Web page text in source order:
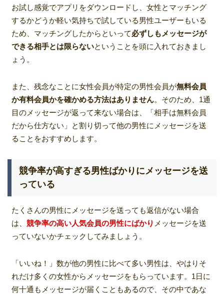
お試し感覚でアプリをダウンロードし、女性とマッチング
するかどうか軽い気持ちで試している男性ユーザーもいる
ため、マッチングしたからといって必ずしもメッセージが
できる相手とは限らないということを頭に入れておきまし
ょう。
また、残念なことに女性会員が特定の男性会員が無料会員
か有料会員かを確かめる方法はありません。そのため、1通
目のメッセージが返って来ない場合は、「相手は無料会員
だから仕方ない」と割り切って他の男性にメッセージを送
ることをおすすめします。
競争率が高すぎる男性ばかりにメッセージを送
っている
たくさんの男性にメッセージを送っても返信がない場合
は、 競争率の高い人気会員の男性にばかり メッセージを送
っていないかチェックしてみましょう。
「いいね！」数が他の男性に比べて多い男性は、やはりそ
れだけ多くの女性からメッセージをもらっています。1日に
何十通もメッセージが届くこともあるので、その中であな